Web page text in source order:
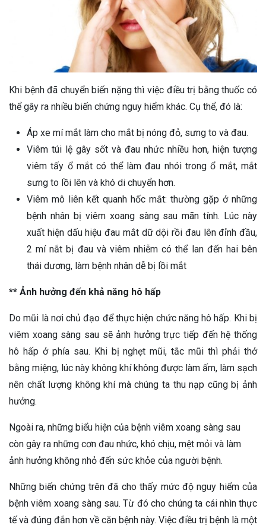
Khi bệnh đã chuyển biến nặng thì việc điều trị bằng thuốc có
thể gây ra nhiều biến chứng nguy hiểm khác. Cụ thể, đó là:
Áp xe mí mắt làm cho mắt bị nóng đỏ, sưng to và đau.
Viêm túi lệ gây sốt và đau nhức nhiều hơn, hiện tượng
viêm tấy ổ mắt có thể làm đau nhói trong ổ mắt, mắt
sưng to lồi lên và khó di chuyển hơn.
Viêm mô liên kết quanh hốc mắt: thường gặp ở những
bệnh nhân bị viêm xoang sàng sau mãn tính. Lúc này
xuất hiện dấu hiệu đau mắt dữ dội rồi đau lên đỉnh đầu,
2 mí nắt bị đau và viêm nhiễm có thể lan đến hai bên
thái dương, làm bệnh nhân dễ bị lồi mắt
** Ảnh hưởng đến khả năng hô hấp
Do mũi là nơi chủ đạo để thực hiện chức năng hô hấp. Khi bị
viêm xoang sàng sau sẽ ảnh hưởng trực tiếp đến hệ thống
hô hấp ở phía sau. Khi bị nghẹt mũi, tắc mũi thì phải thở
bằng miệng, lúc này không khí không được làm ấm, làm sạch
nên chất lượng không khí mà chúng ta thu nạp cũng bị ảnh
hưởng.
Ngoài ra, những biểu hiện của bệnh viêm xoang sàng sau
còn gây ra những cơn đau nhức, khó chịu, mệt mỏi và làm
ảnh hưởng không nhỏ đến sức khỏe của người bệnh.
Những biến chứng trên đã cho thấy mức độ nguy hiểm của
bệnh viêm xoang sàng sau. Từ đó cho chúng ta cái nhìn thực
tế và đúng đắn hơn về căn bệnh này. Việc điều trị bệnh là một